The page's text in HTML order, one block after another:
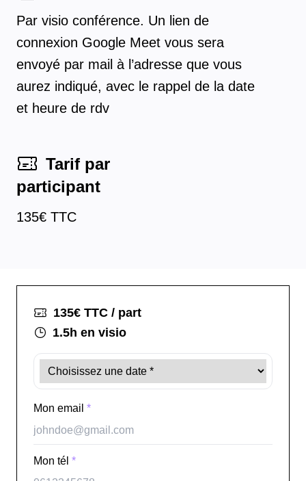
Par visio conférence. Un lien de
connexion Google Meet vous sera
envoyé par mail à l’adresse que vous
aurez indiqué, avec le rappel de la date
et heure de rdv
Tarif par
participant
135€ TTC
135€ TTC / part
1.5h en visio
Mon email *
Mon tél *